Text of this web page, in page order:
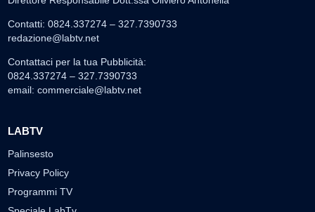
Contatti: 0824.337274 – 327.7390733
redazione@labtv.net
Contattaci per la tua Pubblicità:
0824.337274 – 327.7390733
email: commerciale@labtv.net
LABTV
Palinsesto
Privacy Policy
Programmi TV